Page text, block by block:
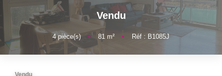
BIENS VENDUS
NOTRE AGENCE
Vendu
4pièce(s) • 81 m² • Réf : B1085J
Vendu